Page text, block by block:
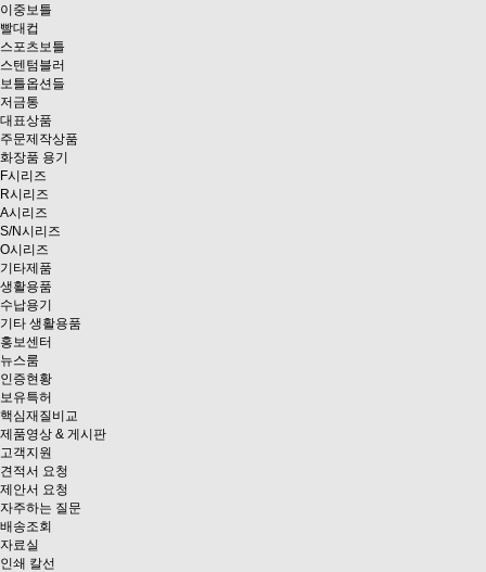
이중보틀
빨대컵
스포츠보틀
스텐텀블러
보틀옵션들
저금통
대표상품
주문제작상품
화장품 용기
F시리즈
R시리즈
A시리즈
S/N시리즈
O시리즈
기타제품
생활용품
수납용기
기타 생활용품
홍보센터
뉴스룸
인증현황
보유특허
핵심재질비교
제품영상 & 게시판
고객지원
견적서 요청
제안서 요청
자주하는 질문
배송조회
자료실
인쇄 칼선